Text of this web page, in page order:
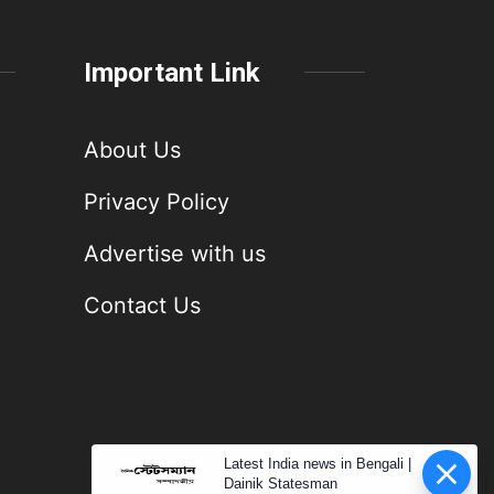
Important Link
About Us
Privacy Policy
Advertise with us
Contact Us
Latest India news in Bengali |
Dainik Statesman